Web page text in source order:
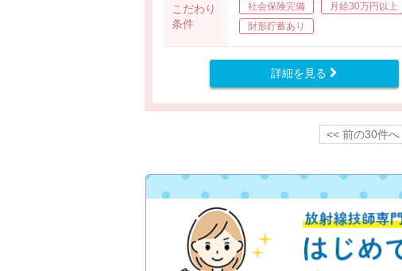
こだわり
条件
社会保険完備 月給30万円以上
財形貯蓄あり
詳細を見る
<< 前の30件へ